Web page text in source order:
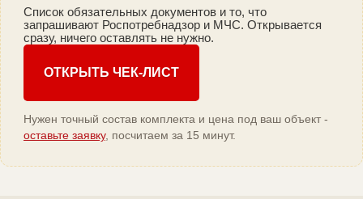
Список обязательных документов и то, что
запрашивают Роспотребнадзор и МЧС. Открывается
сразу, ничего оставлять не нужно.
ОТКРЫТЬ ЧЕК-ЛИСТ
Нужен точный состав комплекта и цена под ваш объект -
оставьте заявку, посчитаем за 15 минут.